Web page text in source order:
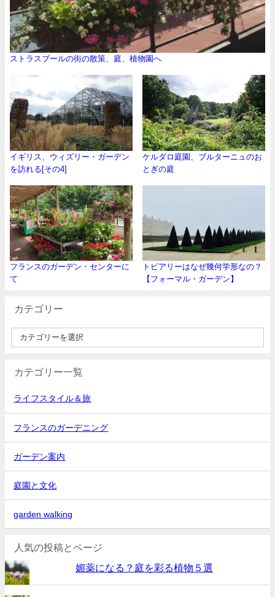
ストラスブールの街の散策、庭、植物園へ
イギリス、ウィズリー・ガーデン
を訪れる[その4]
ケルダロ庭園、ブルターニュのお
とぎの庭
フランスのガーデン・センターに
て
トピアリーはなぜ幾何学形なの？
【フォーマル・ガーデン】
カテゴリー
カテゴリー一覧
ライフスタイル＆旅
フランスのガーデニング
ガーデン案内
庭園と文化
garden walking
人気の投稿とページ
媚薬になる？庭を彩る植物５選